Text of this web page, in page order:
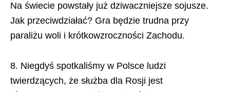
Na świecie powstały już dziwaczniejsze sojusze.
Jak przeciwdziałać? Gra będzie trudna przy
paraliżu woli i krótkowzroczności Zachodu.
8. Niegdyś spotkaliśmy w Polsce ludzi
twierdzących, że służba dla Rosji jest